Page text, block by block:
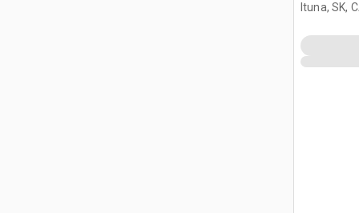
Ituna, SK,